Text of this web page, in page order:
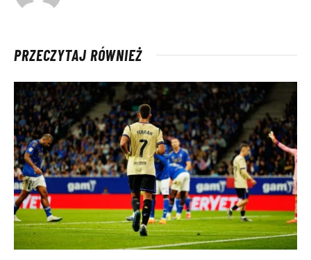
PRZECZYTAJ RÓWNIEŻ